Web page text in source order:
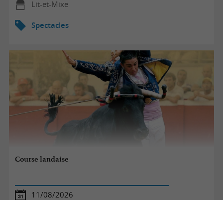
Lit-et-Mixe
Spectacles
Course landaise
11/08/2026